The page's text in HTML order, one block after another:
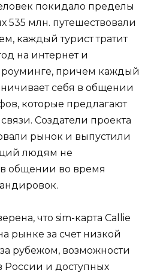
покидало пределы
535 млн. путешествовали
каждый турист тратит
на интернет и
причем каждый
себя в общении
которые предлагают
Создатели проекта
рынок и выпустили
людям не
общении во время
что sim-карта Callie
рынке за счет низкой
рубежом, возможности
России и доступных